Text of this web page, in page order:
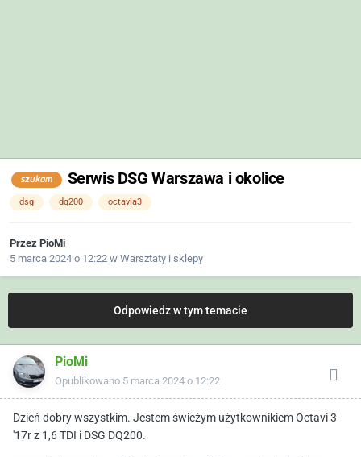
szukam Serwis DSG Warszawa i okolice
dsg dq200 octavia3
Przez PioMi
5 marca 2024 o 12:22 w Warsztaty i sklepy
Odpowiedz w tym temacie
PioMi
Opublikowano 5 marca 2024 o 12:22
Dzień dobry wszystkim. Jestem świeżym użytkownikiem Octavi 3
'17r z 1,6 TDI i DSG DQ200.